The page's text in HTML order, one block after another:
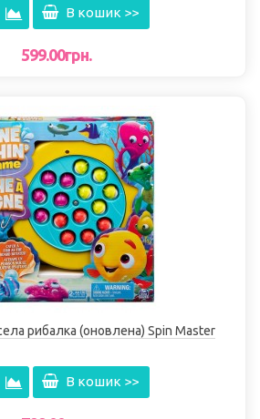
В кошик >>
599.00грн.
рибалка (оновлена) Spin Master
В кошик >>